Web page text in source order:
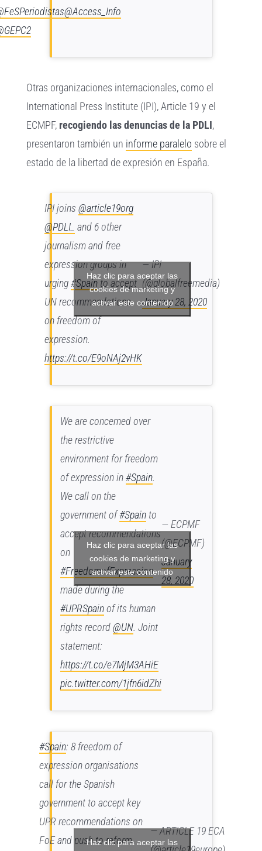
@Access_Info
Otras organizaciones internacionales, como el
International Press Institute (IPI), Article 19 y el
ECMPF, recogiendo las denuncias de la PDLI,
presentaron también un informe paralelo sobre el
estado de la libertad de expresión en España.
IPI joins @article19org
@PDLI_ and 6 other
journalism and free
expression groups in
urging#Spain to accept
UN recommendations
on freedom of
expression.
https://t.co/E9oNAj2vHK
— IPI
(@globalfreemedia)
January 28, 2020
Haz clic para aceptar las
cookies de marketing y
activar este contenido
We are concerned over
the restrictive
environment for freedom
of expression in#Spain.
We call on the
government of#Spainto
accept recommendations
on
#FreedomofExpression
made during the
#UPRSpainof its human
rights record@UN. Joint
statement:
https://t.co/e7MjM3AHiE
pic.twitter.com/1jfn6idZhi
— ECPMF
(@ECPMF)
January
28, 2020
Haz clic para aceptar las
cookies de marketing y
activar este contenido
#Spain: 8 freedom of
expression organisations
call for the Spanish
government to accept key
UPR recommendations on
FoE and push to reform
— ARTICLE 19 ECA
Haz clic para aceptar las